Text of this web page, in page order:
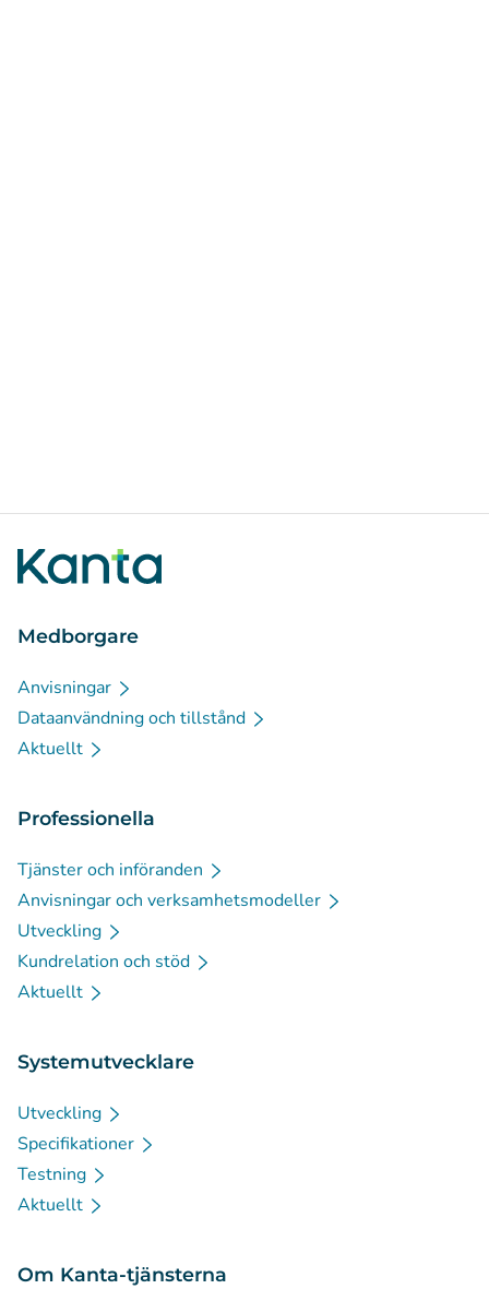
Medborgare
Anvisningar
Dataanvändning och tillstånd
Aktuellt
Professionella
Tjänster och införanden
Anvisningar och verksamhetsmodeller
Utveckling
Kundrelation och stöd
Aktuellt
Systemutvecklare
Utveckling
Specifikationer
Testning
Aktuellt
Om Kanta-tjänsterna